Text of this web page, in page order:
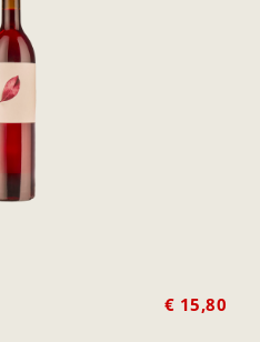
€ 15,80